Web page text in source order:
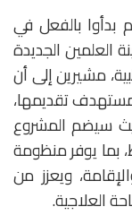
بدأوا بالفعل في
العلمين الجديدة
مشيرين إلى أن
تقديمها،
سيضم المشروع
بما يوفر منظومة
ويعزز من
العلاجية.